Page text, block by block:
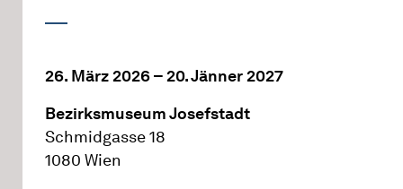
26. März 2026 – 20. Jänner 2027
Bezirksmuseum Josefstadt
Schmidgasse 18
1080 Wien